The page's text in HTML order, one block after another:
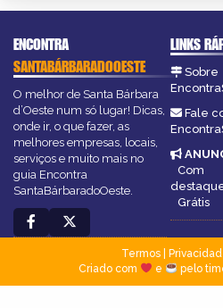
ENCONTRA
SANTABÁRBARADOOESTE
O melhor de Santa Bárbara
d’Oeste num só lugar! Dicas,
onde ir, o que fazer, as
melhores empresas, locais,
serviços e muito mais no
guia Encontra
SantaBárbaradoOeste.
LINKS
Sobre
Fale
Com
Grátis
Termos|
Criado com
e pelo